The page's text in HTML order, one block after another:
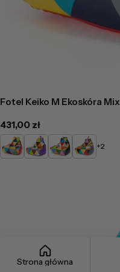
Fotel Keiko M Ekoskóra Mix
Cena
regularna
431,00 zł
Czerwony
Mix
Fioletowy
Mix
Czarny
Mix
Popielaty
Mix
+2
Strona główna